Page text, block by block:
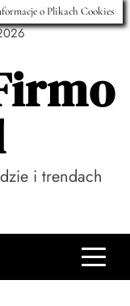
i trendach
o Plikach Cookies